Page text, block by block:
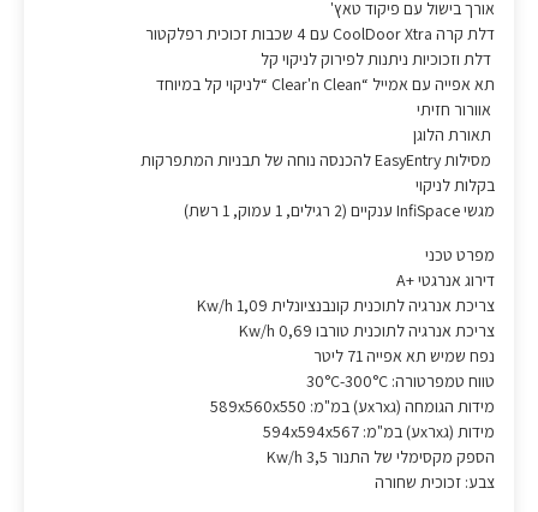
אורך בישול עם פיקוד טאץ'
דלת קרה CoolDoor Xtra עם 4 שכבות זכוכית רפלקטור
דלת וזכוכיות ניתנות לפירוק לניקוי קל
תא אפייה עם אמייל “Clear'n Clean “לניקוי קל במיוחד
אוורור חזיתי
תאורת הלוגן
מסילות EasyEntry להכנסה נוחה של תבניות המתפרקות
בקלות לניקוי
מגשי InfiSpace ענקיים (2 רגילים, 1 עמוק, 1 רשת)
מפרט טכני
דירוג אנרגטי +A
צריכת אנרגיה לתוכנית קונבנציונלית 1,09 Kw/h
צריכת אנרגיה לתוכנית טורבו Kw/h 0,69
נפח שמיש תא אפייה 71 ליטר
טווח טמפרטורה: 30°C-300°C
מידות הגומחה (גxרxע) במ"מ: 589x560x550
מידות (גxרxע) במ"מ: 594x594x567
הספק מקסימלי של התנור Kw/h 3,5
צבע: זכוכית שחורה